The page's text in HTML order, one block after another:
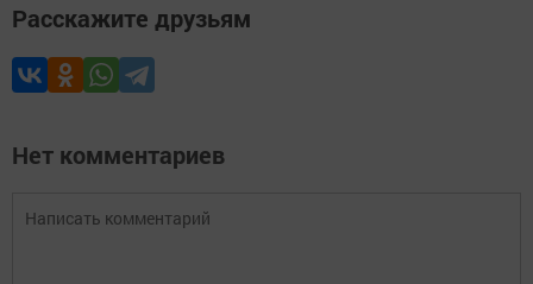
Расскажите друзьям
Нет комментариев